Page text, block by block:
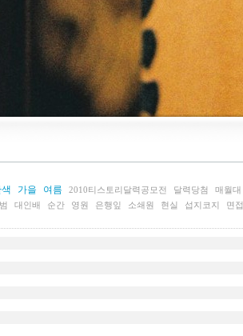
가을 여름 2010티스토리달력공모전 달력당첨 매월대
대인배 순간 영원 은행잎 소쇄원 현실 섭지코지 면접